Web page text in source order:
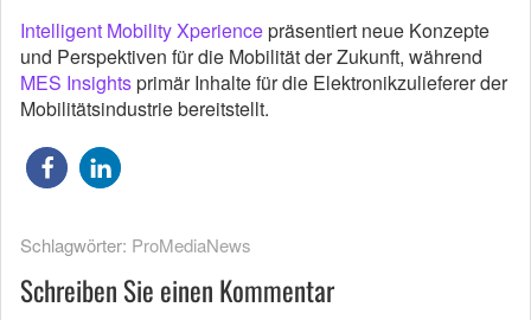
Intelligent Mobility Xperiencepräsentiert neue Konzepte
und Perspektiven für die Mobilität der Zukunft, während
MES Insightsprimär Inhalte für die Elektronikzulieferer der
Mobilitätsindustrie bereitstellt.
Schlagwörter: ProMediaNews
Schreiben Sie einen Kommentar